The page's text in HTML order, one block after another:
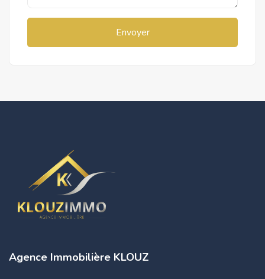
Envoyer
Agence Immobilière KLOUZ